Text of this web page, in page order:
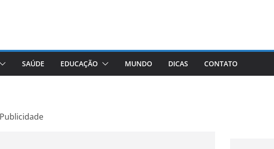
Comprehensive Review of the
Loss Pill
SAÚDE EDUCAÇÃO MUNDO DICAS CONTATO
Publicidade